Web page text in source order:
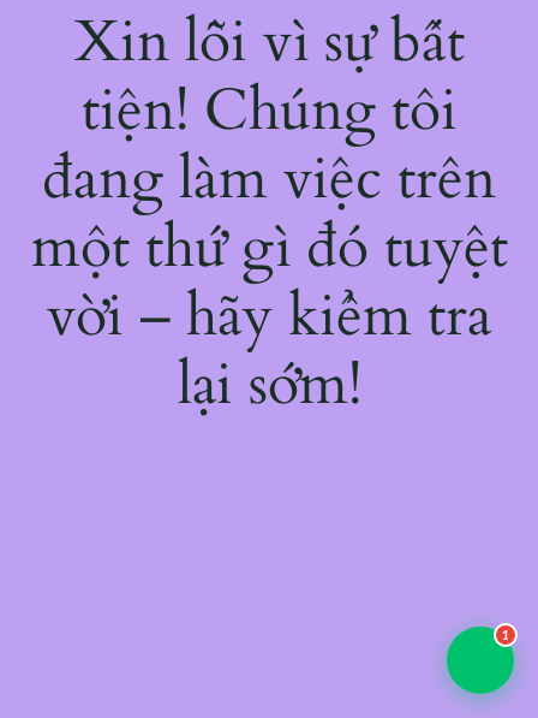
Xin lỗi vì sự bất
tiện! Chúng tôi
đang làm việc trên
một thứ gì đó tuyệt
vời – hãy kiểm tra
lại sớm!
1